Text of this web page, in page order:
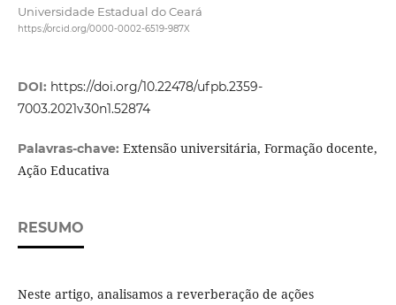
Universidade Estadual do Ceará
https://orcid.org/0000-0002-6519-987X
DOI: https://doi.org/10.22478/ufpb.2359-
7003.2021v30n1.52874
Palavras-chave: Extensão universitária, Formação docente,
Ação Educativa
RESUMO
Neste artigo, analisamos a reverberação de ações